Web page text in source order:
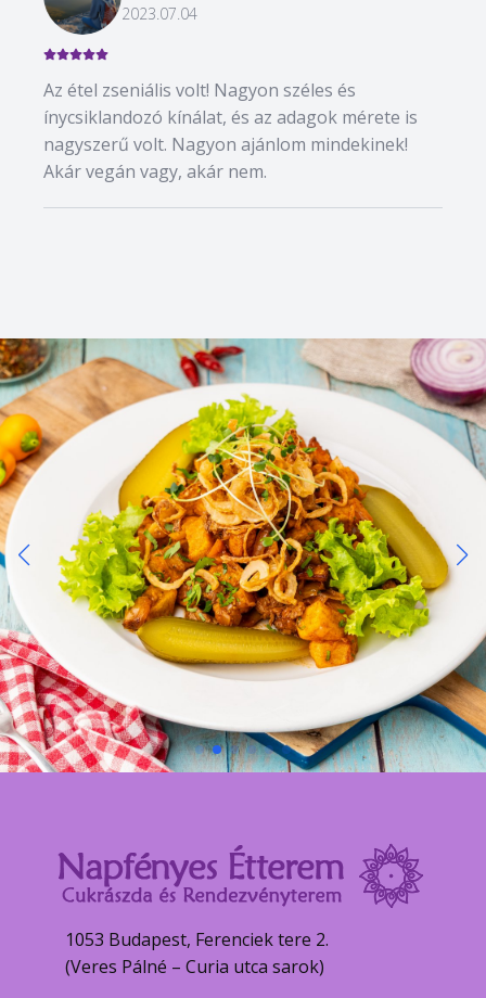
2023.07.04
Az étel zseniális volt! Nagyon széles és
ínycsiklandozó kínálat, és az adagok mérete is
nagyszerű volt. Nagyon ajánlom mindekinek!
Akár vegán vagy, akár nem.
1053 Budapest, Ferenciek tere 2.
(Veres Pálné – Curia utca sarok)